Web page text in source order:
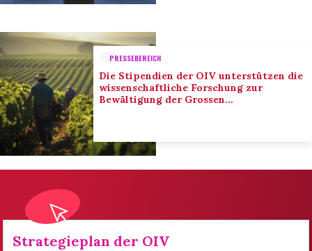
PRESSEBEREICH
Die Stipendien der OIV unterstützen die
wissenschaftliche Forschung zur
Bewältigung der Grossen
Strategieplan der OIV